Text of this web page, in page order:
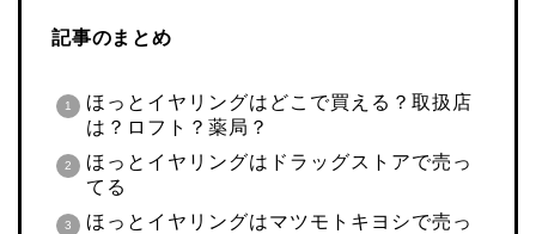
記事のまとめ
ほっとイヤリングはどこで買える？取扱店
は？ロフト？薬局？
ほっとイヤリングはドラッグストアで売っ
てる
ほっとイヤリングはマツモトキヨシで売っ